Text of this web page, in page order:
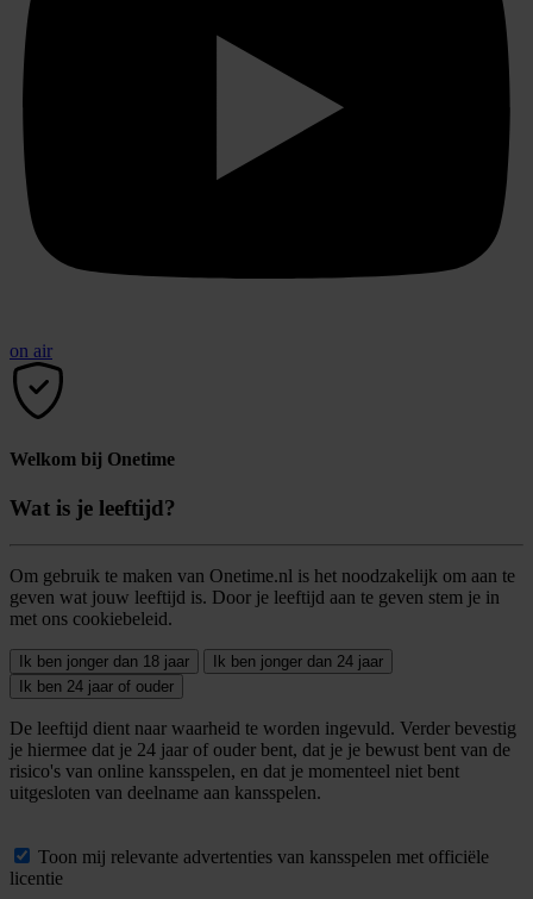
on air
Welkom bij Onetime
Wat is je leeftijd?
Om gebruik te maken van Onetime.nl is het noodzakelijk om aan te
geven wat jouw leeftijd is. Door je leeftijd aan te geven stem je in
met ons cookiebeleid.
Ik ben jonger dan 18 jaar
Ik ben jonger dan 24 jaar
Ik ben 24 jaar of ouder
De leeftijd dient naar waarheid te worden ingevuld. Verder bevestig
je hiermee dat je 24 jaar of ouder bent, dat je je bewust bent van de
risico's van online kansspelen, en dat je momenteel niet bent
uitgesloten van deelname aan kansspelen.
Toon mij relevante advertenties van kansspelen met officiële
licentie